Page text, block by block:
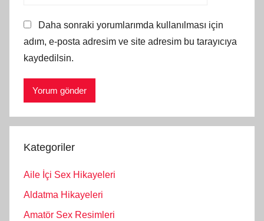
Daha sonraki yorumlarımda kullanılması için
adım, e-posta adresim ve site adresim bu tarayıcıya
kaydedilsin.
Kategoriler
Aile İçi Sex Hikayeleri
Aldatma Hikayeleri
Amatör Sex Resimleri